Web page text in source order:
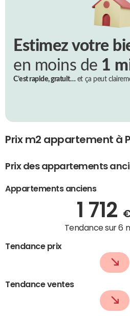
Estimez votre
en moins de 1
C’est rapide, gratuit…et ça peut
Prix m2 appartement à
Prix des appartements
Appartements anciens
1 712
Tendance sur 6
Tendance prix
Tendance ventes